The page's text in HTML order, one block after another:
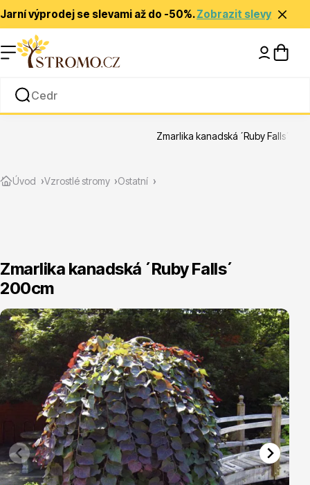
Jarní výprodej se slevami až do -50%.Zobrazit slevy
Rady a tipy
Zlevněné
Jehličnany
Vřesovištní rostliny
Úvod Vzrostlé stromy Ostatní
Zmarlika kanadská ´Ruby Falls´
Zmarlika kanadská ´Ruby Falls´
200cm